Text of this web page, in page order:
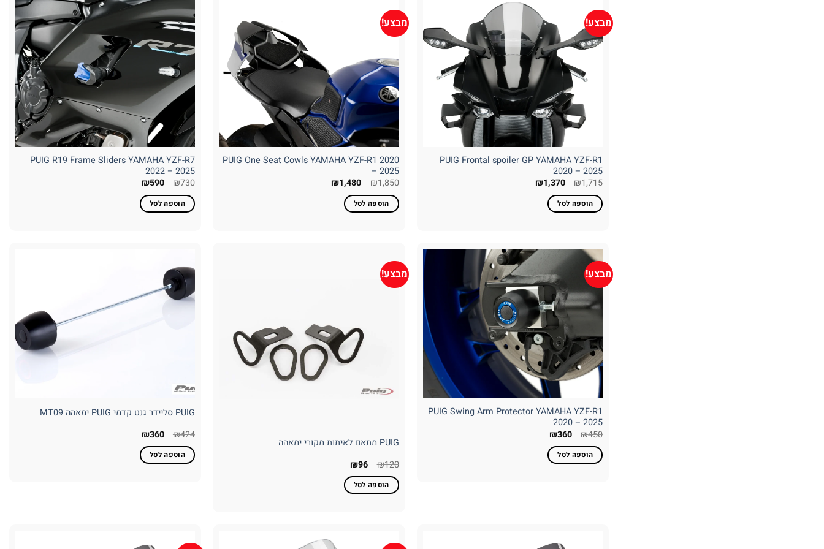
מבצע!
PUIG Frontal spoiler GP YAMAHA YZF-R1
2020 – 2025
₪1,715 המחיר
המקורי
היה:
₪1,715.
₪1,370
הוספה לסל
מבצע!
PUIG One Seat Cowls YAMAHA YZF-R1 2020
– 2025
₪1,850 המחיר
המקורי
היה:
₪1,850.
₪1,480 המחיר
הוספה לסל
PUIG R19 Frame Sliders YAMAHA YZF-R7
2022 – 2025
₪730 המחיר
היה:
₪730.
₪590
הוא:
₪590. הוספה לסל
מבצע!
PUIG Swing Arm Protector YAMAHA YZF-R1
2020 – 2025
₪450 המחיר
המקורי
היה:
₪450.
₪360
הוא:
₪360. הוספה לסל
מבצע!
PUIG מתאם לאיתות מקורי ימאהה
₪120 המחיר
המקורי
היה:
₪120.
₪96 המחיר
הוא:
₪96. הוספה לסל
PUIG סליידר גנט קדמי PUIG ימאהה MT09
₪424 המחיר
המקורי
היה:
₪424.
₪360
הוא:
₪360. הוספה לסל